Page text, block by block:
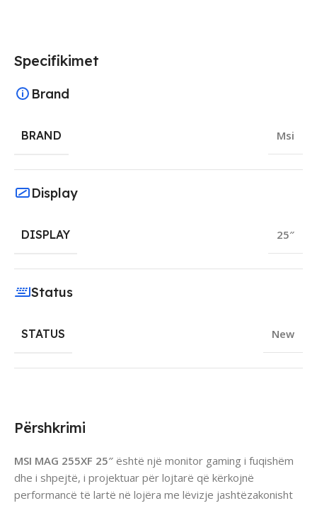
Përshkrimi
MSI MAG 255XF 25″ është një monitor gaming i fuqishëm
dhe i shpejtë, i projektuar për lojtarë që kërkojnë
performancë të lartë në lojëra me lëvizje jashtëzakonisht
Specifikimet
Brand
BRAND Msi
Display
DISPLAY 25″
Status
STATUS New